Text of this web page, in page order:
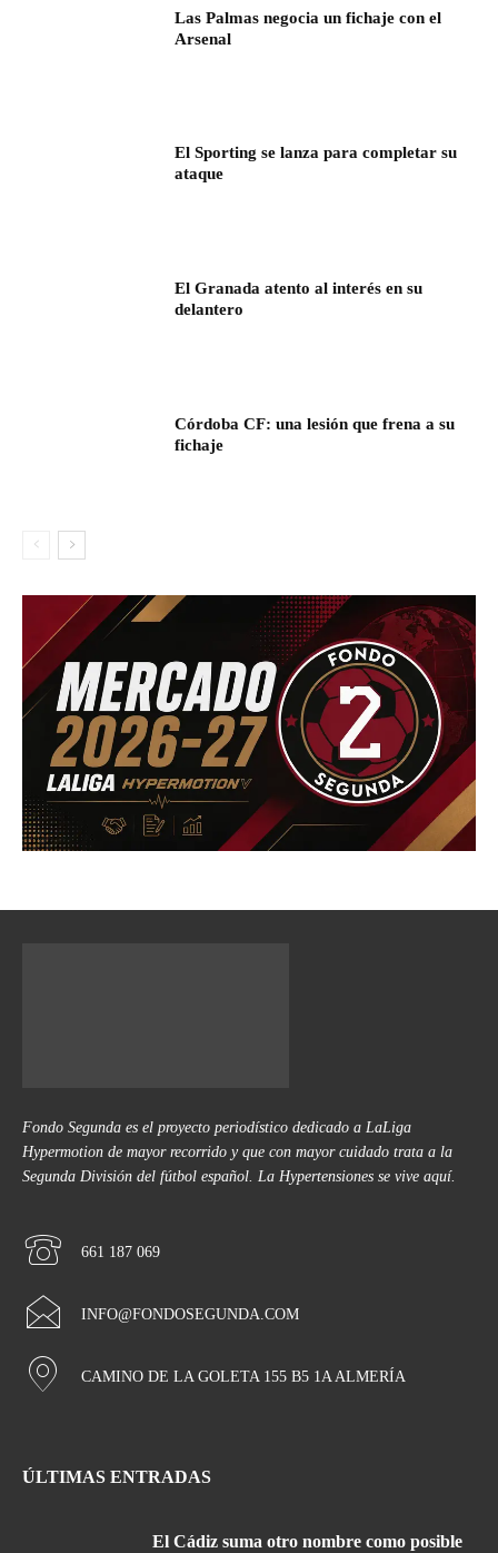
Las Palmas negocia un fichaje con el
Arsenal
El Sporting se lanza para completar su
ataque
El Granada atento al interés en su
delantero
Córdoba CF: una lesión que frena a su
fichaje
Fondo Segunda es el proyecto periodístico dedicado a LaLiga
Hypermotion de mayor recorrido y que con mayor cuidado trata a la
Segunda División del fútbol español. La Hypertensiones se vive aquí.
661 187 069
INFO@FONDOSEGUNDA.COM
CAMINO DE LA GOLETA 155 B5 1A ALMERÍA
ÚLTIMAS ENTRADAS
El Cádiz suma otro nombre como posible